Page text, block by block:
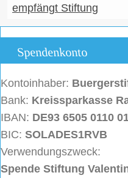
empfängt Stiftung
Spendenkonto
Kontoinhaber:
Bank: Kreissparkasse
IBAN: DE93 6505 0110
BIC: SOLADES1RVB
Verwendungszweck:
Spende Stiftung